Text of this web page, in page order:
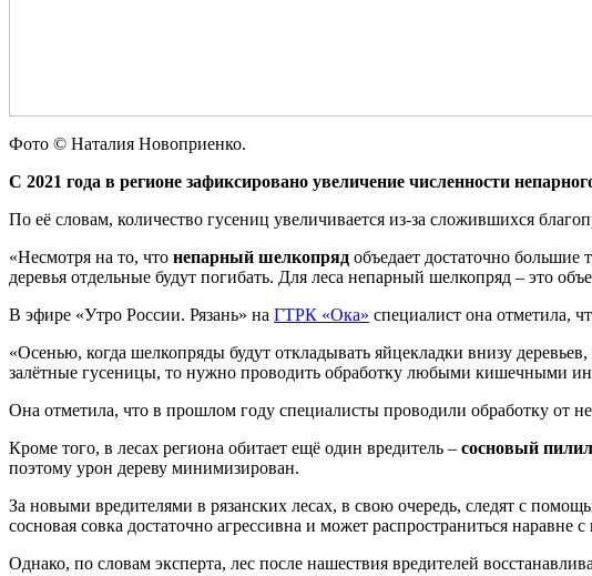
Фото © Наталия Новоприенко.
С 2021 года в регионе зафиксировано увеличение численности
По её словам, количество гусениц увеличивается из-за сложившихся
«Несмотря на то, что непарный шелкопряд объедает достаточно большие
деревья отдельные будут погибать. Для леса непарный шелкопряд – это
В эфире «Утро России. Рязань» на ГТРК «Ока» специалист она отметила,
«Осенью, когда шелкопряды будут откладывать яйцекладки внизу
залётные гусеницы, то нужно проводить обработку любыми кишечными
Она отметила, что в прошлом году специалисты проводили обработку от
Кроме того, в лесах региона обитает ещё один вредитель – сосновый
поэтому урон дереву минимизирован.
За новыми вредителями в рязанских лесах, в свою очередь, следят с
сосновая совка достаточно агрессивна и может распространиться наравне
Однако, по словам эксперта, лес после нашествия вредителей